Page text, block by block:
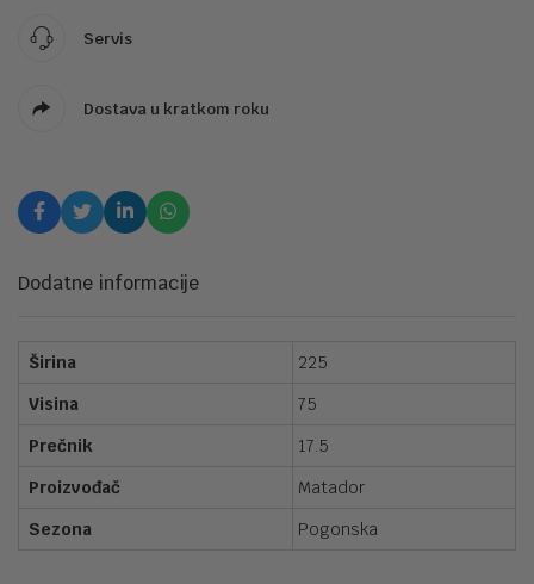
Servis
Dostava u kratkom roku
Dodatne informacije
Širina
225
Visina
75
Prečnik
17.5
Proizvođač
Matador
Sezona
Pogonska